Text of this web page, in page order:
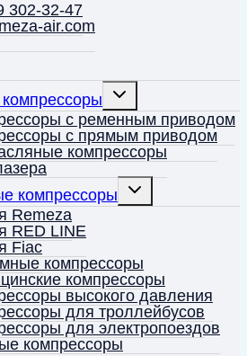
302-32-47
air.com
Переключить
меню
с ременным приводом
с прямым приводом
компрессоры
компрессоры
Переключить
Remeza
RED LINE
Fiac
компрессоры
компрессоры
высокого давления
для троллейбусов
для электропоездов
компрессоры